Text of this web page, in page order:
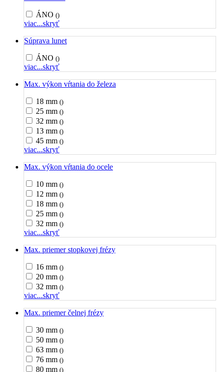
ÁNO ()
viac...skryť
Súprava lunet
ÁNO ()
viac...skryť
Max. výkon vŕtania do železa
18 mm ()
25 mm ()
32 mm ()
13 mm ()
45 mm ()
viac...skryť
Max. výkon vŕtania do ocele
10 mm ()
12 mm ()
18 mm ()
25 mm ()
32 mm ()
viac...skryť
Max. priemer stopkovej frézy
16 mm ()
20 mm ()
32 mm ()
viac...skryť
Max. priemer čelnej frézy
30 mm ()
50 mm ()
63 mm ()
76 mm ()
80 mm ()